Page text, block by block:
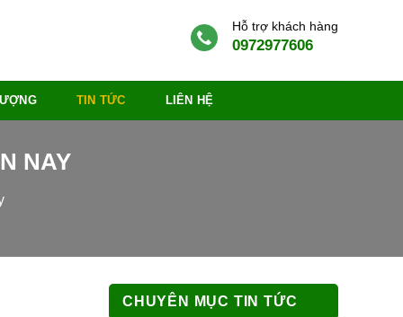
Hỗ trợ khách hàng
0972977606
TIN TỨC LIÊN HỆ
NAY
CHUYÊN MỤC TIN TỨC